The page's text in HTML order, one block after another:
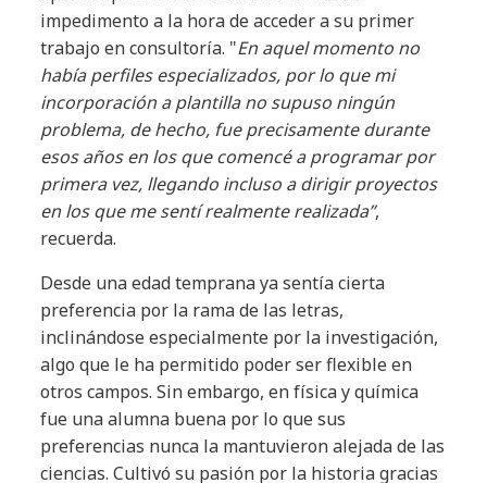
impedimento a la hora de acceder a su primer
trabajo en consultoría. "En aquel momento no
había perfiles especializados, por lo que mi
incorporación a plantilla no supuso ningún
problema, de hecho, fue precisamente durante
esos años en los que comencé a programar por
primera vez, llegando incluso a dirigir proyectos
en los que me sentí realmente realizada”,
recuerda.
Desde una edad temprana ya sentía cierta
preferencia por la rama de las letras,
inclinándose especialmente por la investigación,
algo que le ha permitido poder ser flexible en
otros campos. Sin embargo, en física y química
fue una alumna buena por lo que sus
preferencias nunca la mantuvieron alejada de las
ciencias. Cultivó su pasión por la historia gracias